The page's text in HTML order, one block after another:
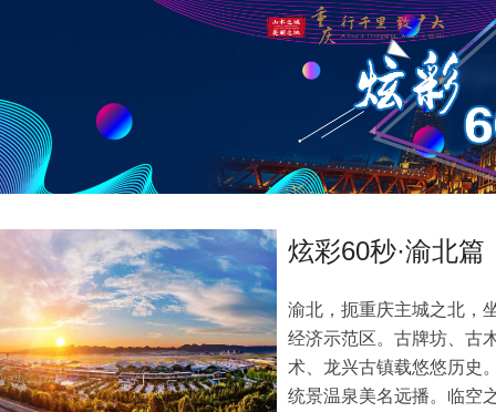
炫彩60秒·渝北篇
渝北，扼重庆主城之北，
经济示范区。古牌坊、古
术、龙兴古镇载悠悠历史
统景温泉美名远播。临空